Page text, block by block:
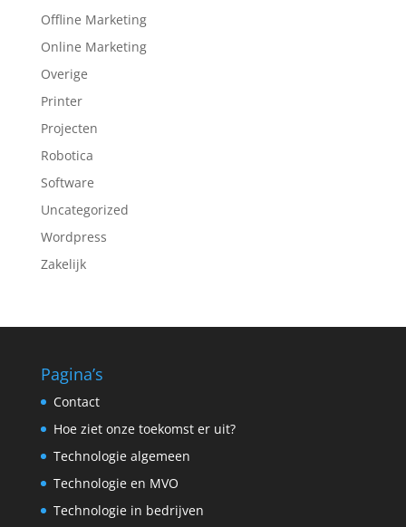
Offline Marketing
Online Marketing
Overige
Printer
Projecten
Robotica
Software
Uncategorized
Wordpress
Zakelijk
Pagina’s
Contact
Hoe ziet onze toekomst er uit?
Technologie algemeen
Technologie en MVO
Technologie in bedrijven